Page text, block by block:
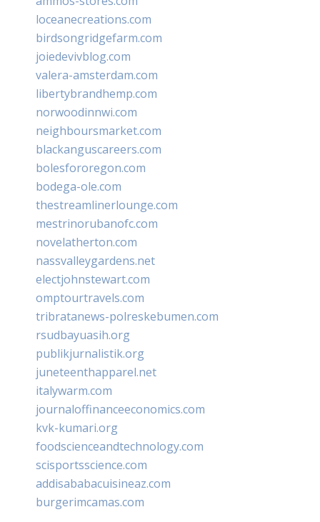
loceanecreations.com
birdsongridgefarm.com
joiedevivblog.com
valera-amsterdam.com
libertybrandhemp.com
norwoodinnwi.com
neighboursmarket.com
blackanguscareers.com
bolesfororegon.com
bodega-ole.com
thestreamlinerlounge.com
mestrinorubanofc.com
novelatherton.com
nassvalleygardens.net
electjohnstewart.com
omptourtravels.com
tribratanews-polreskebumen.com
rsudbayuasih.org
publikjurnalistik.org
juneteenthapparel.net
italywarm.com
journaloffinanceeconomics.com
kvk-kumari.org
foodscienceandtechnology.com
scisportsscience.com
addisababacuisineaz.com
burgerimcamas.com